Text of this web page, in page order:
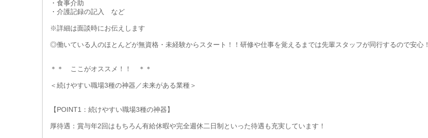
・食事介助
・介護記録の記入 など
※詳細は面談時にお伝えします
◎働いている人のほとんどが無資格・未経験からスタート！！研修や仕事を覚えるまでは先輩スタッフが同行するので安心！
＊＊ ここがオススメ！！ ＊＊
＜続けやすい職場3種の神器／未来がある業種＞
【POINT1：続けやすい職場3種の神器】
厚待遇：賞与年2回はもちろん有給休暇や完全週休二日制といった待遇も充実しています！